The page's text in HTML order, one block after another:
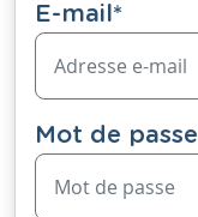
E-mail*
Mot de passe